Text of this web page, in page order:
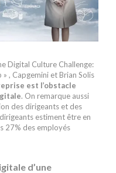
Digital Culture Challenge:
, Capgemini et Brian Solis
est l’obstacle
. On remarque aussi
des dirigeants et des
estiment être en
27% des employés
d’une